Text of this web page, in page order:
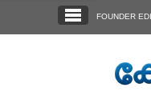
FOUNDER